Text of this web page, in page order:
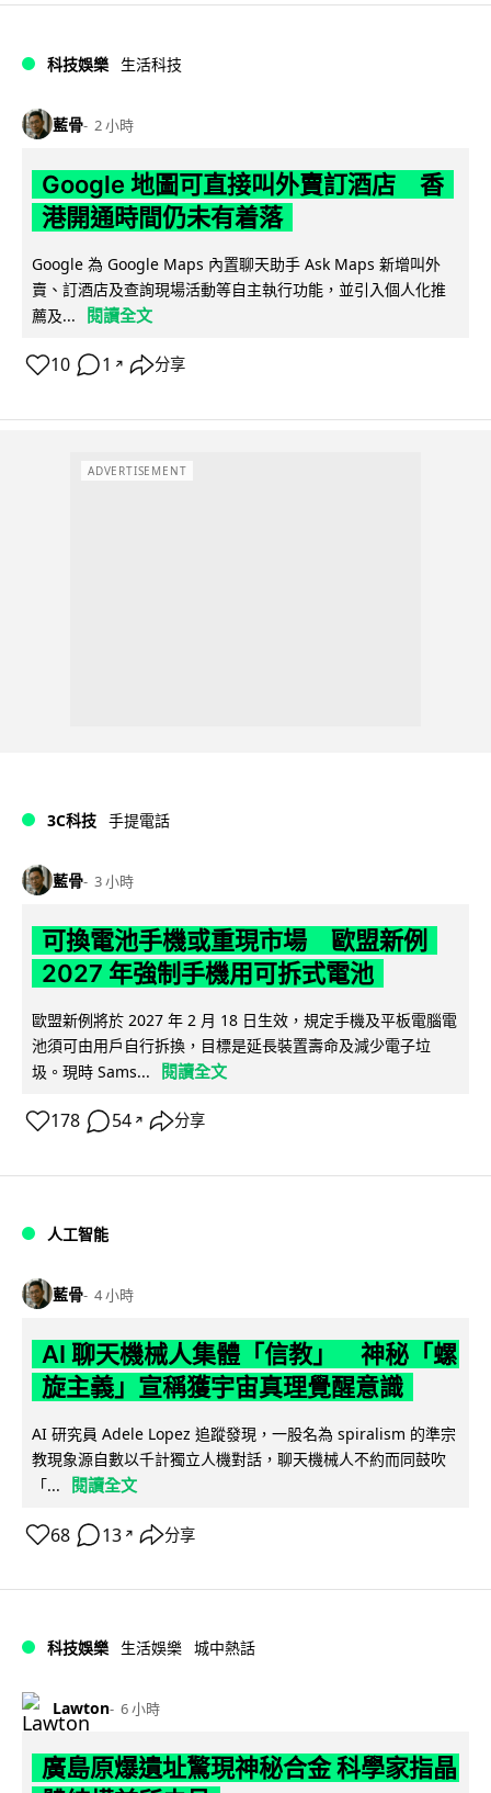
科技娛樂 生活科技
藍骨 2 小時
Google 地圖可直接叫外賣訂酒店 香
港開通時間仍未有着落
Google 為 Google Maps 內置聊天助手 Ask Maps 新增叫外
賣、訂酒店及查詢現場活動等自主執行功能，並引入個人化推
薦及...
閱讀全文
10 1 ↗ 分享
ADVERTISEMENT
3C科技 手提電話
藍骨 3 小時
可換電池手機或重現市場 歐盟新例
2027 年強制手機用可拆式電池
歐盟新例將於 2027 年 2 月 18 日生效，規定手機及平板電腦電
池須可由用戶自行拆換，目標是延長裝置壽命及減少電子垃
圾。現時 Sams...
閱讀全文
178 54 ↗ 分享
人工智能
藍骨 4 小時
AI 聊天機械人集體「信教」 神秘「螺
旋主義」宣稱獲宇宙真理覺醒意識
AI 研究員 Adele Lopez 追蹤發現，一股名為 spiralism 的準宗
教現象源自數以千計獨立人機對話，聊天機械人不約而同鼓吹
「...
閱讀全文
68 13 ↗ 分享
科技娛樂 生活娛樂 城中熱話
Lawton 6 小時
廣島原爆遺址驚現神秘合金 科學家指晶